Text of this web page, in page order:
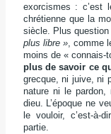
exorcismes : c’est
chrétienne que la
siècle. Plus question
plus libre », comme
moins de «
plus de savoir ce
grecque, ni juive, ni
nature ni le
dieu. L’époque ne
le vouloir, c’est-à-
partie.